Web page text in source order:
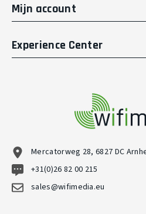
Mijn account
Experience Center
Mercatorweg 28, 6827 DC
+31(0)26 82 00 215
sales@wifimedia.eu